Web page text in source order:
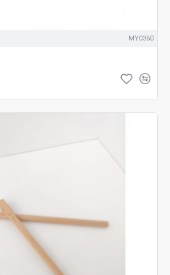
MY0360